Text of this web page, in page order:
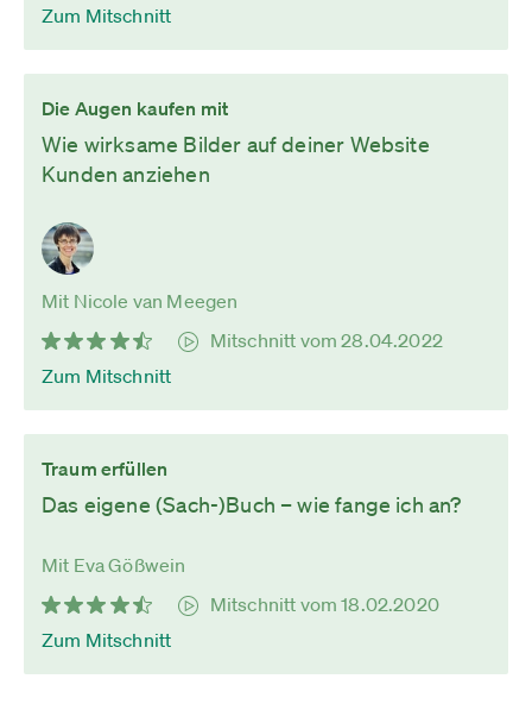
Zum Mitschnitt
Die Augen kaufen mit
Wie wirksame Bilder auf deiner Website
Kunden anziehen
Mit Nicole van Meegen
Mitschnitt vom 28.04.2022
Zum Mitschnitt
Traum erfüllen
Das eigene (Sach-)Buch – wie fange ich an?
Mit Eva Gößwein
Mitschnitt vom 18.02.2020
Zum Mitschnitt